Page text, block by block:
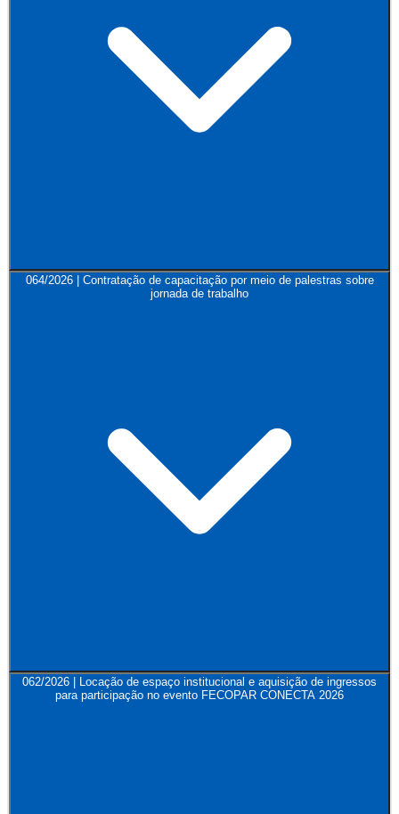
064/2026 | Contratação de capacitação por meio de palestras sobre
jornada de trabalho
062/2026 | Locação de espaço institucional e aquisição de ingressos
para participação no evento FECOPAR CONECTA 2026